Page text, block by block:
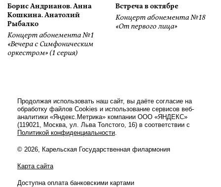
Борис Андрианов. Анна
Кошкина. Анатолий
Рыбалко
Концерт абонемента №1
«Вечера с Симфоническим
оркестром» (1 серия)
Встреча в октябре
Концерт абонемента №18
«От первого лица»
Продолжая использовать наш сайт, вы даёте согласие на
обработку файлов Cookies и использование сервисов веб-
аналитики «Яндекс.Метрика» компании ООО «ЯНДЕКС»
(119021, Москва, ул. Льва Толстого, 16) в соответствии с
Политикой конфиденциальности.
© 2026, Карельская Государственная филармония
Карта сайта
Доступна оплата банковскими картами